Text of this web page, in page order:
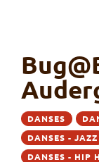
DANSES
DANSES - JAZZ
DANSES - HIP